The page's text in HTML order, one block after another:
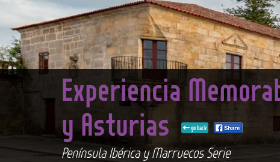
Experiencia
y Asturias
go back
Península Ibérica y Marruecos Serie